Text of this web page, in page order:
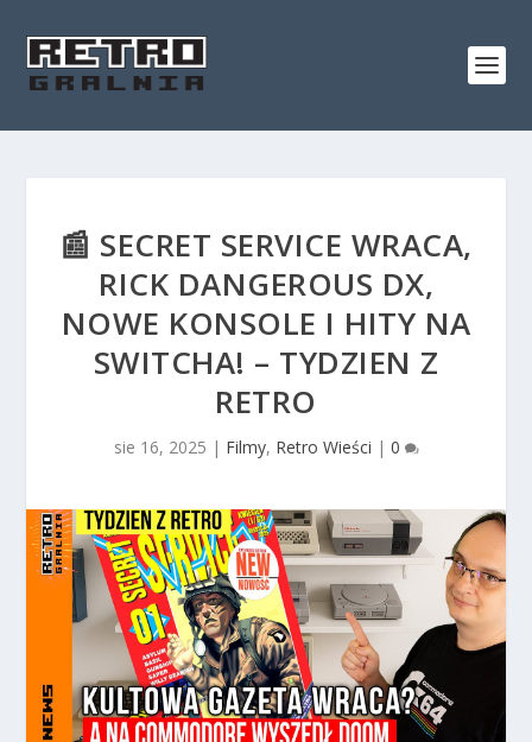
📰 SECRET SERVICE WRACA,
RICK DANGEROUS DX,
NOWE KONSOLE I HITY NA
SWITCHA! – TYDZIEN Z
RETRO
sie 16, 2025 | Filmy, Retro Wieści | 0